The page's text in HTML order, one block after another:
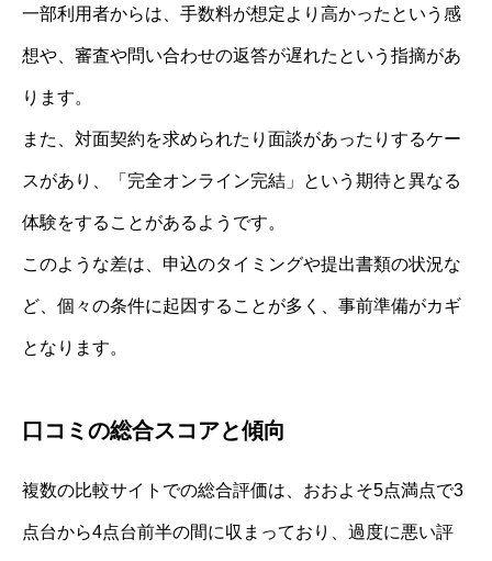
一部利用者からは、手数料が想定より高かったという感
想や、審査や問い合わせの返答が遅れたという指摘があ
ります。
また、対面契約を求められたり面談があったりするケー
スがあり、「完全オンライン完結」という期待と異なる
体験をすることがあるようです。
このような差は、申込のタイミングや提出書類の状況な
ど、個々の条件に起因することが多く、事前準備がカギ
となります。
口コミの総合スコアと傾向
複数の比較サイトでの総合評価は、おおよそ5点満点で3
点台から4点台前半の間に収まっており、過度に悪い評